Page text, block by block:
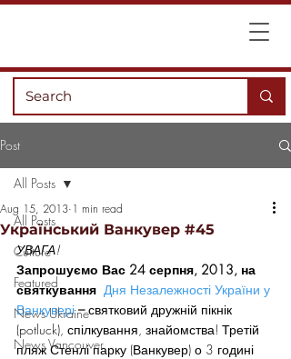
Post
All Posts
Culture
Featured
News Ukraine
News Vancouver
All Posts
Український Ванкувер #45
Aug 15, 2013 1 min read
УВАГА!
Запрошуємо Вас 24 серпня, 2013, на
святкування Дня Незалежності України у
Ванкувері – святковий дружній пікнік
(potluck), спілкування, знайомства! Третій
пляж Стенлі парку (Ванкувер) о 3 годині